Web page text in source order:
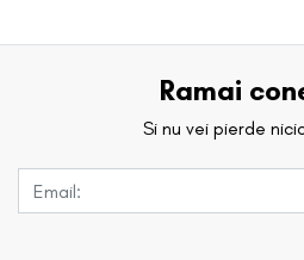
Ramai
Si nu vei pierde